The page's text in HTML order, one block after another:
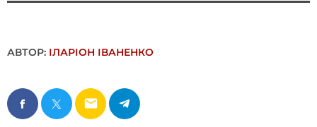
АВТОР: ІЛАРІОН ІВАНЕНКО
email